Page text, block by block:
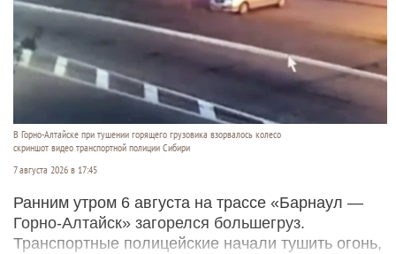
В Горно-Алтайске при тушении горящего грузовика взорвалось колесо
скриншот видео транспортной полиции Сибири
7 августа 2026 в 17:45
Ранним утром 6 августа на трассе «Барнаул —
Горно-Алтайск» загорелся большегруз.
Транспортные полицейские начали тушить огонь,